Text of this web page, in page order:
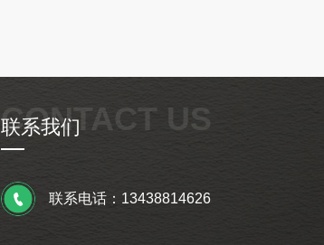
CONTACT US
联系我们
联系电话：13438814626